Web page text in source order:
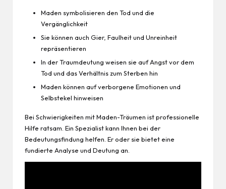
Maden symbolisieren den Tod und die
Vergänglichkeit
Sie können auch Gier, Faulheit und Unreinheit
repräsentieren
In der Traumdeutung weisen sie auf Angst vor dem
Tod und das Verhältnis zum Sterben hin
Maden können auf verborgene Emotionen und
Selbstekel hinweisen
Bei Schwierigkeiten mit Maden-Träumen ist professionelle
Hilfe ratsam. Ein Spezialist kann Ihnen bei der
Bedeutungsfindung helfen. Er oder sie bietet eine
fundierte Analyse und Deutung an.